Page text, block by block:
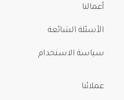
أعمالنا
الأسئلة الشائعة
سياسة الاستخدام
عملائنا